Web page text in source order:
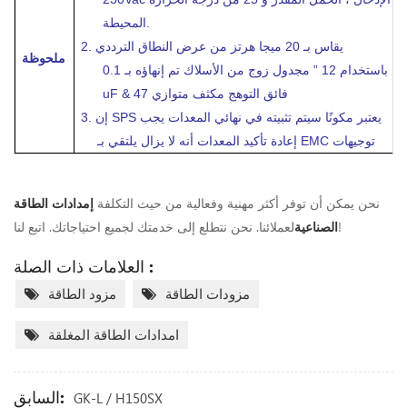
ملحوظة
2. يقاس بـ 20 ميجا هرتز من عرض النطاق الترددي
باستخدام 12 ” مجدول زوج من الأسلاك تم إنهاؤه بـ 0.1
uF & 47 فائق التوهج مكثف متوازي
3. إن SPS يعتبر مكونًا سيتم تثبيته في نهائي المعدات يجب
إعادة تأكيد المعدات أنه لا يزال يلتقي بـ EMC توجيهات
نحن يمكن أن توفر أكثر مهنية وفعالية من حيث التكلفة إمدادات الطاقة
الصناعيةلعملائنا. نحن نتطلع إلى خدمتك لجميع احتياجاتك. اتبع لنا!
العلامات ذات الصلة :
مزود الطاقة مزودات الطاقة
امدادات الطاقة المغلقة
السابق: GK-L / H150SX